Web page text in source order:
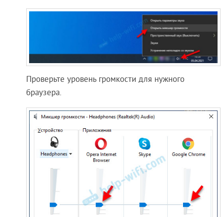
Проверьте уровень громкости для нужного
браузера.